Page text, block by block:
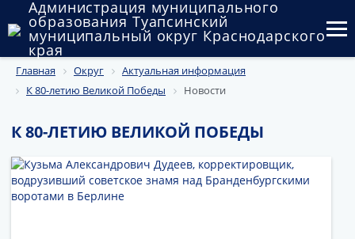
Администрация муниципального
образования Туапсинский
муниципальный округ Краснодарского
края
Округ
Государственный и муниципальный контроль
Главная Округ
Актуальная информация
К 80-летию Великой Победы
Новости
К 80-ЛЕТИЮ ВЕЛИКОЙ ПОБЕДЫ